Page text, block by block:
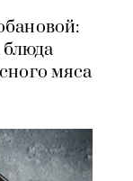
мяса